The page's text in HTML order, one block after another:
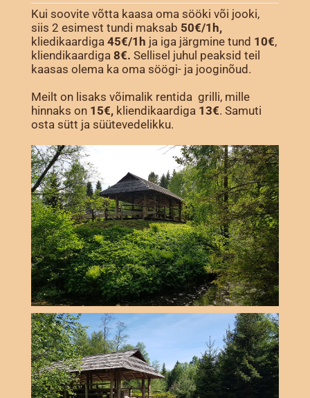
Kui soovite võtta kaasa oma sööki või jooki,
siis 2 esimest tundi maksab 50€/1h,
kliedikaardiga 45€/1h ja iga järgmine tund 10€,
kliendikaardiga 8€. Sellisel juhul peaksid teil
kaasas olema ka oma söögi- ja jooginõud.
Meilt on lisaks võimalik rentida grilli, mille
hinnaks on 15€, kliendikaardiga 13€. Samuti
osta sütt ja süütevedelikku.